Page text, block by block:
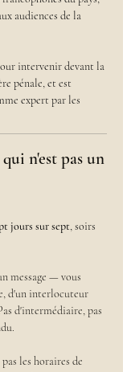
audiences de la
intervenir devant la
pénale, et est
expert par les
n'est pas un
jours sur sept, soirs
message — vous
d'un interlocuteur
d'intermédiaire, pas
les horaires de